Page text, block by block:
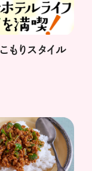
もりスタイル